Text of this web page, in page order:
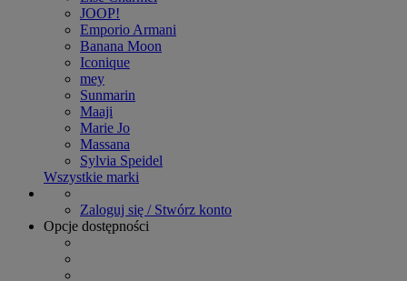
JOOP!
Emporio Armani
Banana Moon
Iconique
mey
Sunmarin
Maaji
Marie Jo
Massana
Sylvia Speidel
Wszystkie marki
Zaloguj się / Stwórz konto
Opcje dostępności